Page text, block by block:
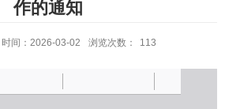
作的通知
时间：2026-03-02 浏览次数： 113